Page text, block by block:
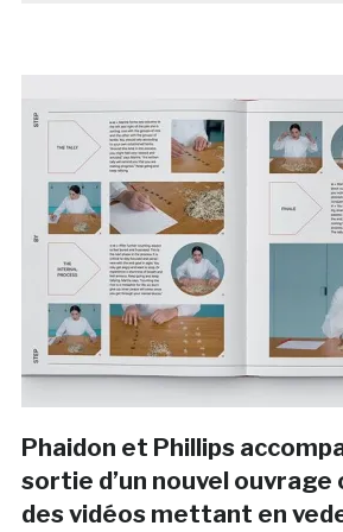
Phaidon et Phillips
sortie d’un nouvel
des vidéos mettant en